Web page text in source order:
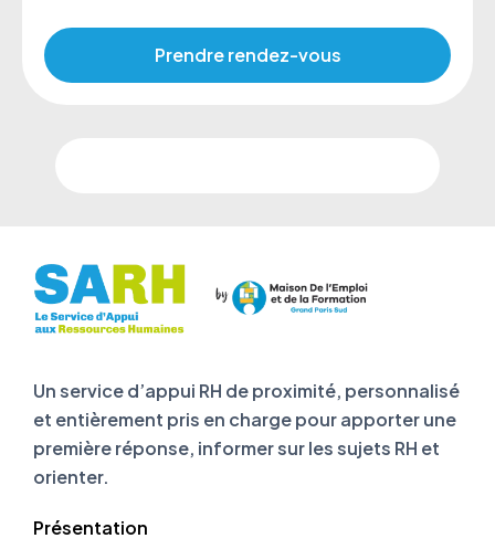
Prendre rendez-vous
Un service d’appui RH de proximité, personnalisé
et entièrement pris en charge pour apporter une
première réponse, informer sur les sujets RH et
orienter.
Présentation